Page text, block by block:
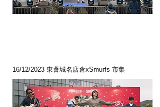
16/12/2023 東薈城名店倉xSmurfs 市集